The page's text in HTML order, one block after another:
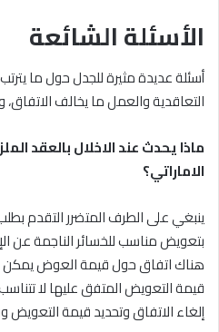
الأسئلة الشائعة
أسئلة عديدة مثيرة للجدل حول ما
التعاقدية والعمل ما يخالف الاتفاق،
ماذا يحدث عند الاخلال بالعقد
الاماراتي؟
ينبغي على الطرف المتضرر التقدم
بتعويض مناسب للخسائر الناجمة عن
هناك اتفاق حول قيمة العوض يمكن
قيمة التعويض المتفق عليها لا
إلغاء الاتفاق وتحديد قيمة التعويض